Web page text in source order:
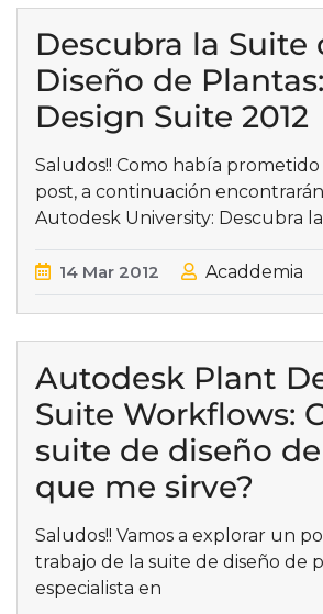
Descubra la Suite
Diseño de
Design Suite 2012
Saludos!! Como había
post, a continuación
Autodesk University: Descubra
14 Mar 2012 Acaddemia
Autodesk Plant
Suite Workflows:
suite de diseño
que me sirve?
Saludos!! Vamos a explorar un
trabajo de la suite de diseño de
especialista en